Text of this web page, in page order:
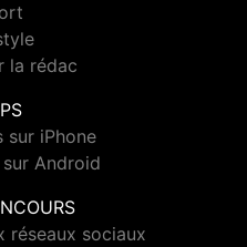
la rédac
sur iPhone
Android
réseaux sociaux